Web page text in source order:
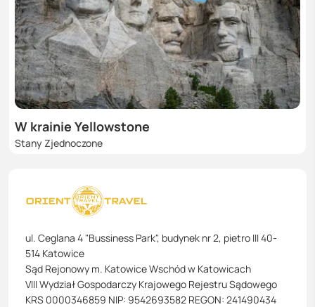
W krainie Yellowstone
Stany Zjednoczone
ul. Ceglana 4 "Bussiness Park", budynek nr 2, pietro III 40-
514 Katowice
Sąd Rejonowy m. Katowice Wschód w Katowicach
VIII Wydział Gospodarczy Krajowego Rejestru Sądowego
KRS 0000346859 NIP: 9542693582 REGON: 241490434